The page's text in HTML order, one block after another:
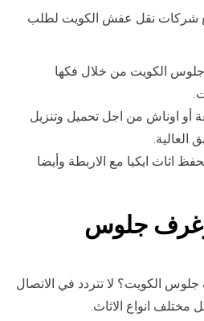
شركات نقل عفش الكويت لطلب
الكويت من خلال فكها
أو اوناش من اجل تحميل وتنزيل
العالية.
اثاث ايكيا مع الاربطة وأيضا
جلوس
الكويت؟ لا تتردد في الاتصال
مختلف انواع الاثاث.